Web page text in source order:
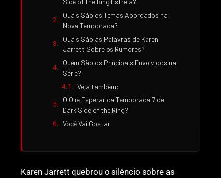
Quais São os Temas Abordados na
Nova Temporada?
Quais São as Palavras de Karen
Jarrett Sobre os Rumores?
Quem São os Principais Envolvidos na
Série?
Veja também:
O Que Esperar da Temporada 7 de
Dark Side of the Ring?
Você Vai Gostar
Karen Jarrett quebrou o silêncio sobre as